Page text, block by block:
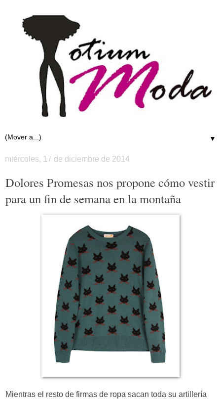
▼
miércoles, 17 de diciembre de 2014
Dolores Promesas nos propone cómo vestir
para un fin de semana en la montaña
Mientras el resto de firmas de ropa sacan toda su artillería